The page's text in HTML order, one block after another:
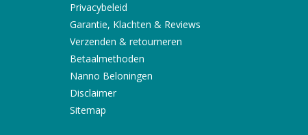
Privacybeleid
Garantie, Klachten & Reviews
Verzenden & retourneren
Betaalmethoden
Nanno Beloningen
Disclaimer
Sitemap